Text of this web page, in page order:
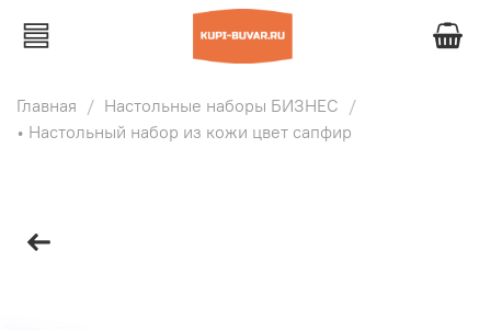
Главная
Настольные наборы БИЗНЕС
• Настольный набор из кожи цвет сапфир